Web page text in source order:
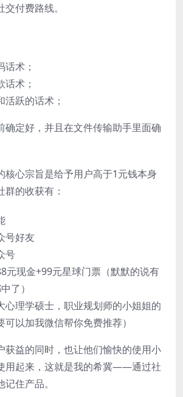
付费路线。
术；
术；
跃的话术；
确定好，并且在文件传输助手里面确
心宗旨是给予用户高于1元钱本身
的收获有：
号好友
号
元现金+99元星球门票（默默的说有
了）
心理学硕士，职业规划师的小姐姐的
可以加我微信帮你免费推荐）
获益的同时，也让他们愉快的使用小
用起来，这就是我的希冀——通过社
住产品。